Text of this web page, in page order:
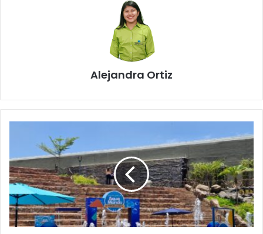
Alejandra Ortiz
diversión
para
toda
la
familia
en